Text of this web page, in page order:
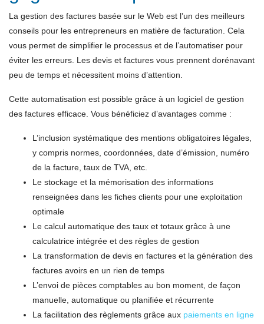
La gestion des factures basée sur le Web est l’un des meilleurs
conseils pour les entrepreneurs en matière de facturation. Cela
vous permet de simplifier le processus et de l’automatiser pour
éviter les erreurs. Les devis et factures vous prennent dorénavant
peu de temps et nécessitent moins d’attention.
Cette automatisation est possible grâce à un logiciel de gestion
des factures efficace. Vous bénéficiez d’avantages comme :
L’inclusion systématique des mentions obligatoires légales,
y compris normes, coordonnées, date d’émission, numéro
de la facture, taux de TVA, etc.
Le stockage et la mémorisation des informations
renseignées dans les fiches clients pour une exploitation
optimale
Le calcul automatique des taux et totaux grâce à une
calculatrice intégrée et des règles de gestion
La transformation de devis en factures et la génération des
factures avoirs en un rien de temps
L’envoi de pièces comptables au bon moment, de façon
manuelle, automatique ou planifiée et récurrente
La facilitation des règlements grâce aux paiements en ligne